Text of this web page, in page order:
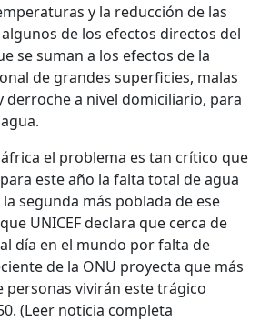
y la reducción de las
de los efectos directos del
se suman a los efectos de la
de grandes superficies, malas
derroche a nivel domiciliario, para
el problema es tan crítico que
este año la falta total de agua
segunda más poblada de ese
UNICEF declara que cerca de
día en el mundo por falta de
de la ONU proyecta que más
personas vivirán este trágico
(Leer noticia completa